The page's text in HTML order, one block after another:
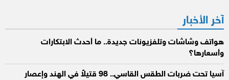
آخر الأخبار
هواتف وشاشات وتلفزيونات جديدة.. ما أحدث الابتكارات
وأسعارها؟
آسيا تحت ضربات الطقس القاسي.. 98 قتيلاً في الهند وإعصار